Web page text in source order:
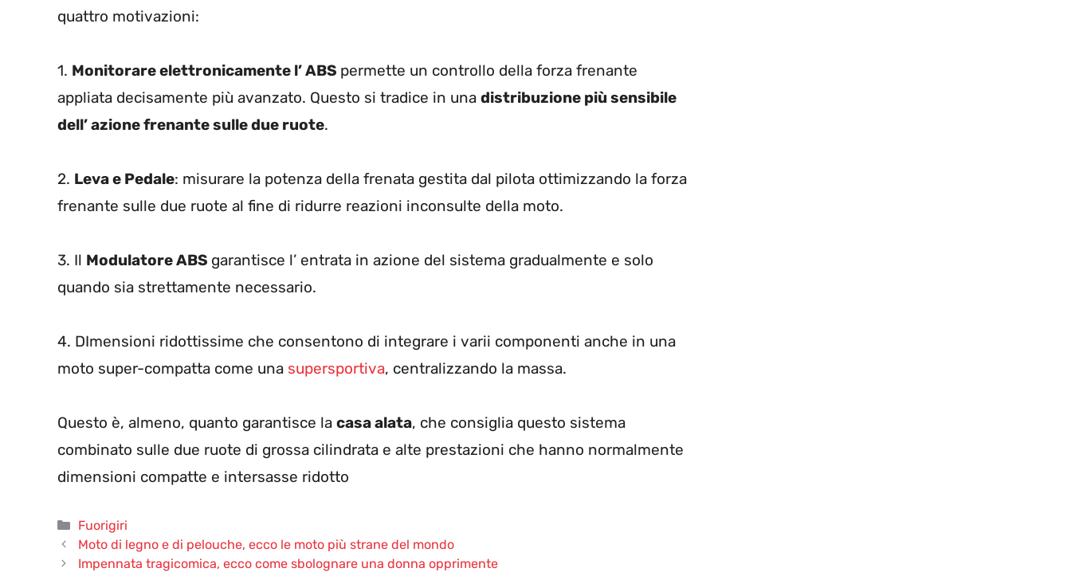
quattro motivazioni:
1. Monitorare elettronicamente l’ ABS permette un controllo della forza frenante
appliata decisamente più avanzato. Questo si tradice in una distribuzione più sensibile
dell’ azione frenante sulle due ruote.
2. Leva e Pedale: misurare la potenza della frenata gestita dal pilota ottimizzando la forza
frenante sulle due ruote al fine di ridurre reazioni inconsulte della moto.
3. Il Modulatore ABS garantisce l’ entrata in azione del sistema gradualmente e solo
quando sia strettamente necessario.
4. DImensioni ridottissime che consentono di integrare i varii componenti anche in una
moto super-compatta come una supersportiva, centralizzando la massa.
Questo è, almeno, quanto garantisce la casa alata, che consiglia questo sistema
combinato sulle due ruote di grossa cilindrata e alte prestazioni che hanno normalmente
dimensioni compatte e intersasse ridotto
Categorie
Fuorigiri
Moto di legno e di pelouche, ecco le moto più strane del mondo
Impennata tragicomica, ecco come sbolognare una donna opprimente